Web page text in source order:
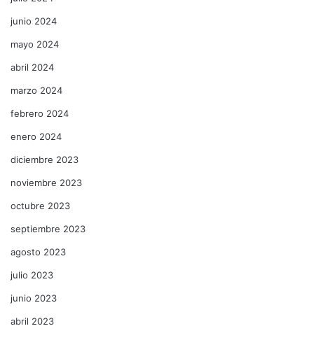
junio 2024
mayo 2024
abril 2024
marzo 2024
febrero 2024
enero 2024
diciembre 2023
noviembre 2023
octubre 2023
septiembre 2023
agosto 2023
julio 2023
junio 2023
abril 2023